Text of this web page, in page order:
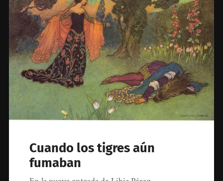
Cuando los tigres aún
fumaban